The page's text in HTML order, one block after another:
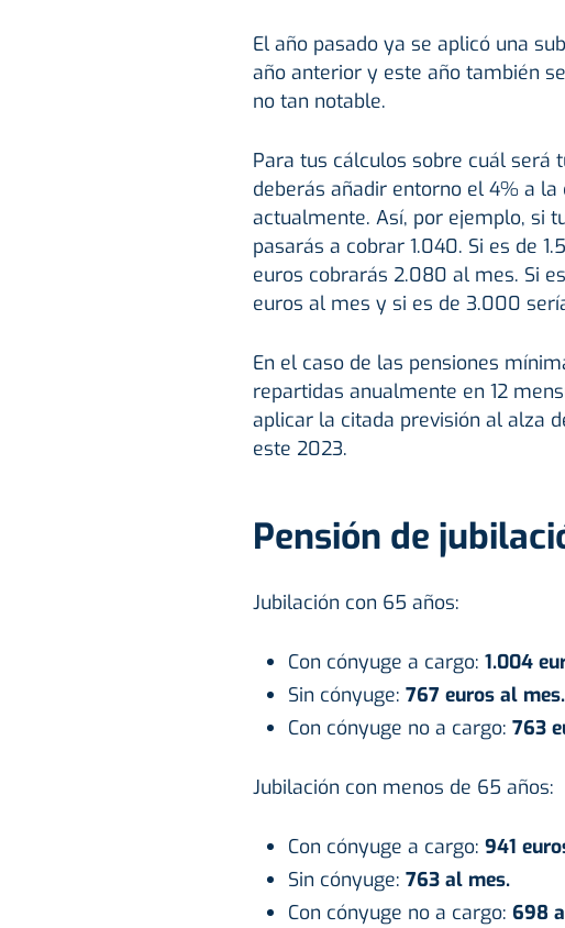
El año pasado ya se aplicó una
año anterior y este año también
no tan notable.
Para tus cálculos sobre cuál será
deberás añadir entorno el 4% a
actualmente. Así, por ejemplo, si
pasarás a cobrar 1.040. Si es de
euros cobrarás 2.080 al mes. Si
euros al mes y si es de 3.000
En el caso de las pensiones
repartidas anualmente en 12
aplicar la citada previsión al alza
este 2023.
Pensión de
Jubilación con 65 años:
Con cónyuge a cargo: 1.004
Sin cónyuge: 767 euros al mes.
Con cónyuge no a cargo: 763
Jubilación con menos de 65 años:
Con cónyuge a cargo: 941
Sin cónyuge: 763 al mes.
Con cónyuge no a cargo: 698